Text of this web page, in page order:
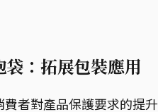
：拓展包裝應用
者對產品保護要求的提